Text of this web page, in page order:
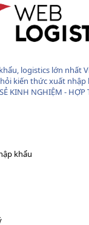
logistics lớn nhất
kiến thức xuất nhập
KINH NGHIỆM - HỢP
khẩu